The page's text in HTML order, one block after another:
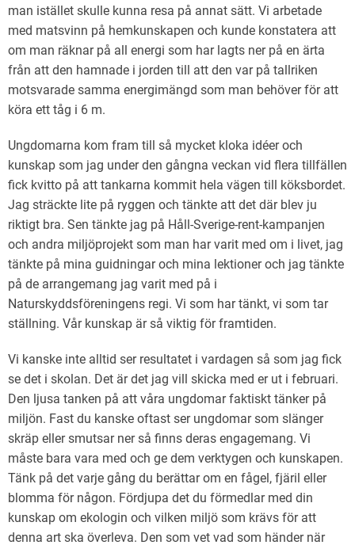
man istället skulle kunna resa på annat sätt. Vi arbetade
med matsvinn på hemkunskapen och kunde konstatera att
om man räknar på all energi som har lagts ner på en ärta
från att den hamnade i jorden till att den var på tallriken
motsvarade samma energimängd som man behöver för att
köra ett tåg i 6 m.
Ungdomarna kom fram till så mycket kloka idéer och
kunskap som jag under den gångna veckan vid flera tillfällen
fick kvitto på att tankarna kommit hela vägen till köksbordet.
Jag sträckte lite på ryggen och tänkte att det där blev ju
riktigt bra. Sen tänkte jag på Håll-Sverige-rent-kampanjen
och andra miljöprojekt som man har varit med om i livet, jag
tänkte på mina guidningar och mina lektioner och jag tänkte
på de arrangemang jag varit med på i
Naturskyddsföreningens regi. Vi som har tänkt, vi som tar
ställning. Vår kunskap är så viktig för framtiden.
Vi kanske inte alltid ser resultatet i vardagen så som jag fick
se det i skolan. Det är det jag vill skicka med er ut i februari.
Den ljusa tanken på att våra ungdomar faktiskt tänker på
miljön. Fast du kanske oftast ser ungdomar som slänger
skräp eller smutsar ner så finns deras engagemang. Vi
måste bara vara med och ge dem verktygen och kunskapen.
Tänk på det varje gång du berättar om en fågel, fjäril eller
blomma för någon. Fördjupa det du förmedlar med din
kunskap om ekologin och vilken miljö som krävs för att
denna art ska överleva. Den som vet vad som händer när